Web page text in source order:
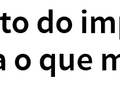
do
o que